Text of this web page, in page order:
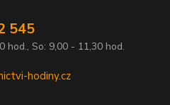
545
hod., So: 9,00 - 11,30 hod.
hodiny.cz